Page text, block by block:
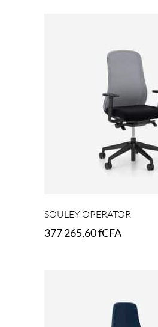
SOULEY OPERATOR
377 265,60fCFA